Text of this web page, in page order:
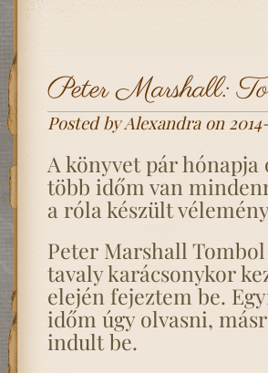
Peter Marshall:
Posted by Alexandra on
A könyvet pár
több időm van
a róla készült
Peter Marshall
tavaly karácsonykor
elején fejeztem be.
időm úgy olvasni,
indult be.